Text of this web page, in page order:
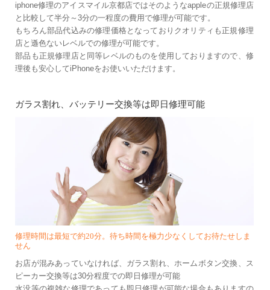
iphone修理のアイスマイル京都店ではそのようなappleの正規修理店
と比較して半分～3分の一程度の費用で修理が可能です。
もちろん部品代込みの修理価格となっておりクオリティも正規修理
店と遜色ないレベルでの修理が可能です。
部品も正規修理店と同等レベルのものを使用しておりますので、修
理後も安心してiPhoneをお使いいただけます。
ガラス割れ、バッテリー交換等は即日修理可能
修理時間は最短で約20分。待ち時間を極力少なくしてお待たせしま
せん
お店が混みあっていなければ、ガラス割れ、ホームボタン交換、ス
ピーカー交換等は30分程度での即日修理が可能